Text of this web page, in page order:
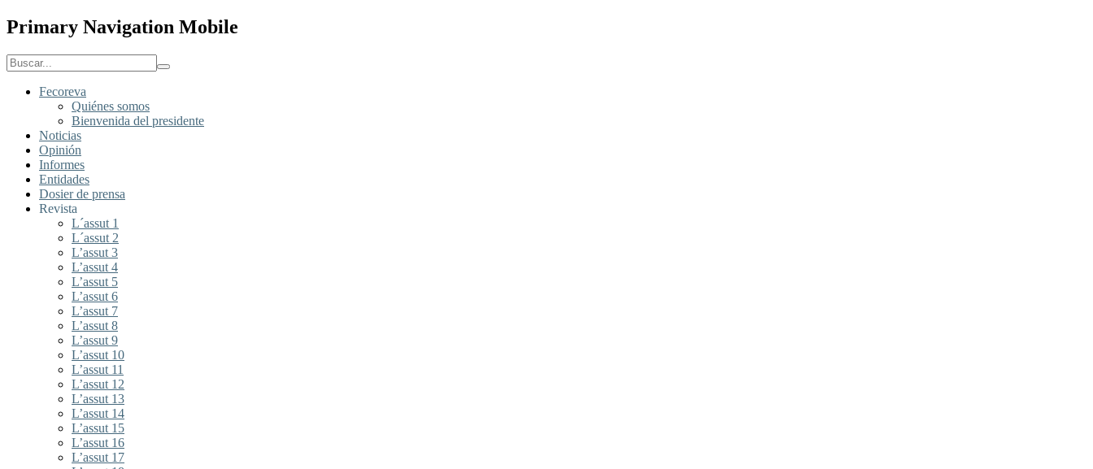
Primary Navigation Mobile
Fecoreva
Quiénes somos
Bienvenida del presidente
Noticias
Opinión
Informes
Entidades
Dosier de prensa
Revista
L´assut 1
L´assut 2
L’assut 3
L’assut 4
L’assut 5
L’assut 6
L’assut 7
L’assut 8
L’assut 9
L’assut 10
L’assut 11
L’assut 12
L’assut 13
L’assut 14
L’assut 15
L’assut 16
L’assut 17